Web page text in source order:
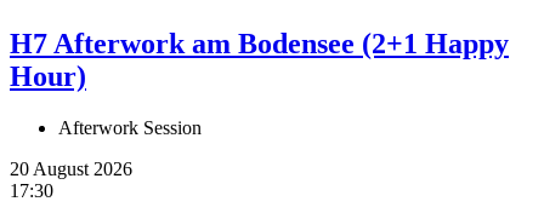
H7 Afterwork am Bodensee (2+1 Happy
Hour)
Afterwork Session
20 August 2026
17:30